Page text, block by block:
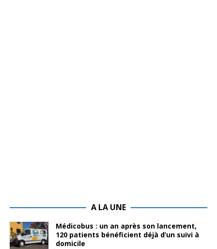
A LA UNE
Médicobus : un an après son lancement,
120 patients bénéficient déjà d’un suivi à
domicile